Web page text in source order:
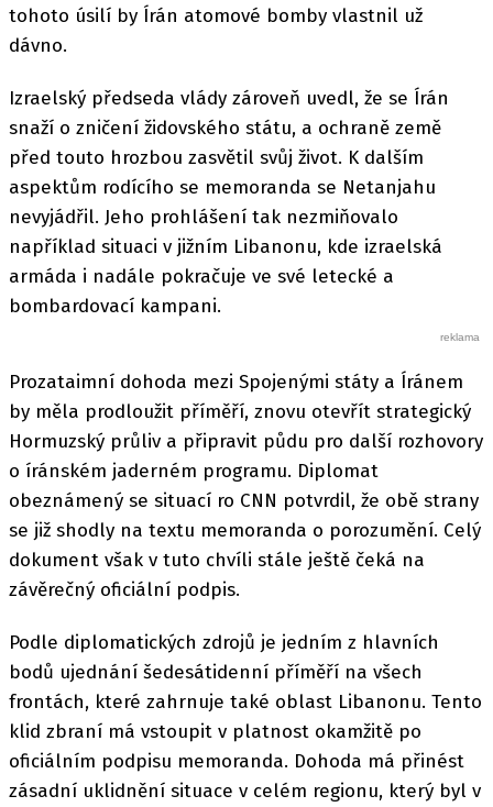
tohoto úsilí by Írán atomové bomby vlastnil už
dávno.
Izraelský předseda vlády zároveň uvedl, že se Írán
snaží o zničení židovského státu, a ochraně země
před touto hrozbou zasvětil svůj život. K dalším
aspektům rodícího se memoranda se Netanjahu
nevyjádřil. Jeho prohlášení tak nezmiňovalo
například situaci v jižním Libanonu, kde izraelská
armáda i nadále pokračuje ve své letecké a
bombardovací kampani.
Prozataimní dohoda mezi Spojenými státy a Íránem
by měla prodloužit příměří, znovu otevřít strategický
Hormuzský průliv a připravit půdu pro další rozhovory
o íránském jaderném programu. Diplomat
obeznámený se situací ro CNN potvrdil, že obě strany
se již shodly na textu memoranda o porozumění. Celý
dokument však v tuto chvíli stále ještě čeká na
závěrečný oficiální podpis.
Podle diplomatických zdrojů je jedním z hlavních
bodů ujednání šedesátidenní příměří na všech
frontách, které zahrnuje také oblast Libanonu. Tento
klid zbraní má vstoupit v platnost okamžitě po
oficiálním podpisu memoranda. Dohoda má přinést
zásadní uklidnění situace v celém regionu, který byl v